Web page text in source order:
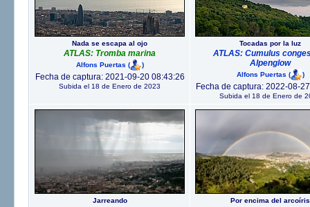
Nada se escapa al ojo
ATLAS: Tromba marina
Alfons Puertas ( )
Fecha de captura: 2021-09-20 08:43:26
Subida el 18 de Enero de 2023
Tocadas por la luz
ATLAS: Cumulus
Alpenglow
Alfons Puertas ( )
Fecha de captura: 2022-08-
Subida el 18 de Enero de
Jarreando Por encima del arcoíris